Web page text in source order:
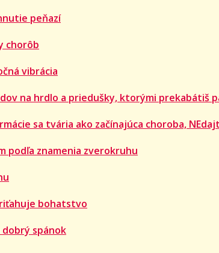
peňazí
chorôb
vibrácia
na hrdlo a priedušky, ktorými prekabátiš
sa tvária ako začínajúca choroba,
podľa znamenia zverokruhu
bohatstvo
dobrý spánok